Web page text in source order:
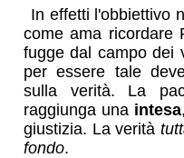
In effetti l'obbiettivo
come ama ricordare
fugge dal campo dei
per essere tale
sulla verità. La
raggiunga una intesa
giustizia. La verità
fondo.